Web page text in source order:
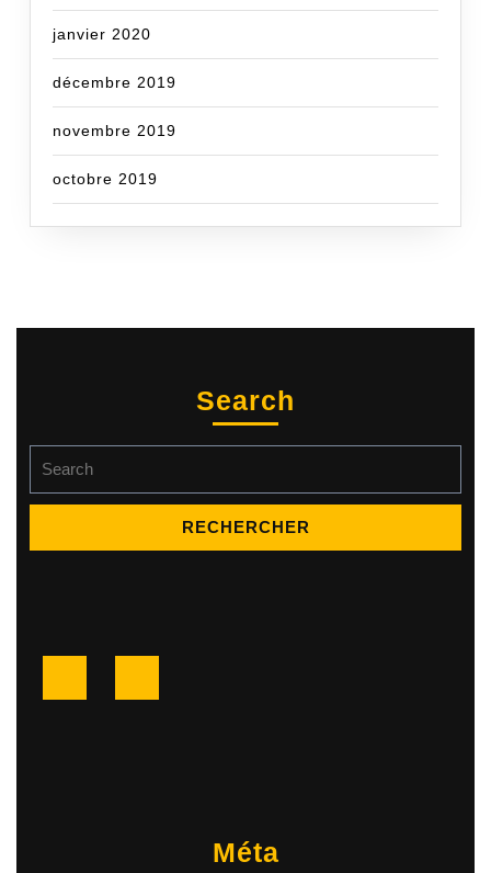
janvier 2020
décembre 2019
novembre 2019
octobre 2019
Search
for:
Méta